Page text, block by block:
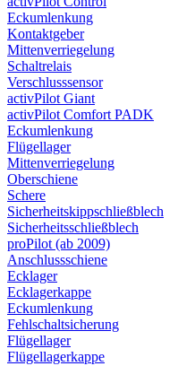
Eckumlenkung
Kontaktgeber
Mittenverriegelung
Schaltrelais
Verschlusssensor
activPilot Giant
activPilot Comfort PADK
Eckumlenkung
Flügellager
Mittenverriegelung
Oberschiene
Schere
Sicherheitskippschließblech
Sicherheitsschließblech
proPilot (ab 2009)
Anschlussschiene
Ecklager
Ecklagerkappe
Eckumlenkung
Fehlschaltsicherung
Flügellager
Flügellagerkappe